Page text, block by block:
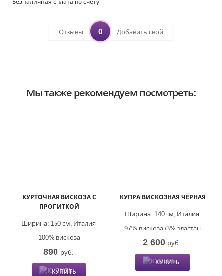
– Безналичная оплата по счёту
Отзывы 0 Добавить свой
Мы также рекомендуем посмотреть:
КУРТОЧНАЯ ВИСКОЗА С
ПРОПИТКОЙ
Италия
Ширина: 150 см,
100% вискоза
890 руб.
КУПИТЬ
КУПРА ВИСКОЗНАЯ ЧЁРНАЯ
Италия
Ширина: 140 см,
97% вискоза /3% эластан
2 600 руб.
КУПИТЬ